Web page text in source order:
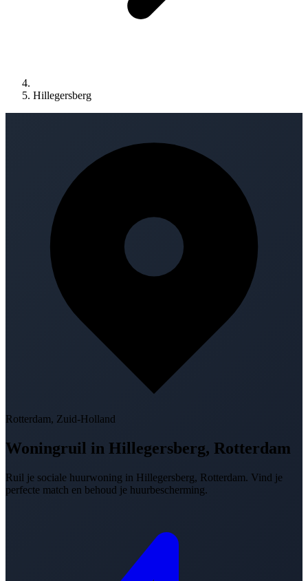
Hillegersberg
Rotterdam, Zuid-Holland
Woningruil in Hillegersberg, Rotterdam
Ruil je sociale huurwoning in Hillegersberg, Rotterdam. Vind je
perfecte match en behoud je huurbescherming.